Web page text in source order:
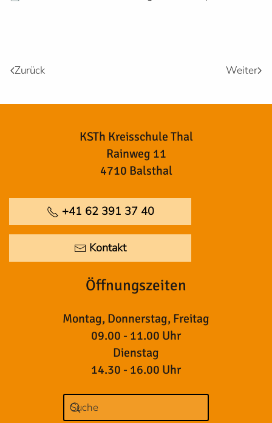
Zurück Weiter
KSTh Kreisschule Thal
Rainweg 11
4710 Balsthal
+41 62 391 37 40
Kontakt
Öffnungszeiten
Montag, Donnerstag, Freitag
09.00 - 11.00 Uhr
Dienstag
14.30 - 16.00 Uhr